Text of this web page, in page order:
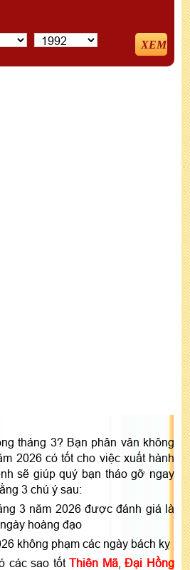
XEM
tháng 3? Bạn phân vân không
2026 có tốt cho việc xuất hành
sẽ giúp quý bạn tháo gỡ ngay
3 chú ý sau:
3 năm 2026 được đánh giá là
hoàng đạo
không phạm các ngày bách kỵ
các sao tốtThiên Mã, Đại Hồng